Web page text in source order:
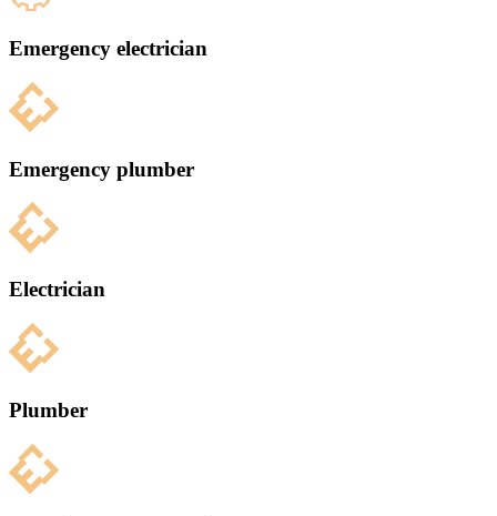
Emergency electrician
Emergency plumber
Electrician
Plumber